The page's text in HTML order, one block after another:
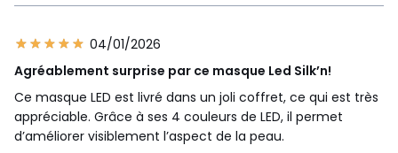
04/01/2026
Agréablement surprise par ce masque Led Silk’n!
Ce masque LED est livré dans un joli coffret, ce qui est très
appréciable. Grâce à ses 4 couleurs de LED, il permet
d’améliorer visiblement l’aspect de la peau.